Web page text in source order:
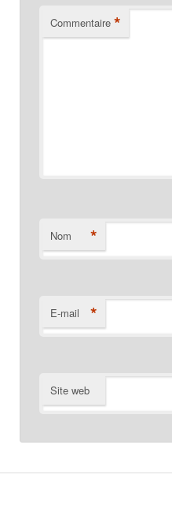
Commentaire *
Nom *
E-mail *
Site web